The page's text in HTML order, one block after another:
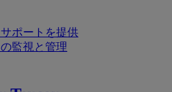
ポートを提供
監視と管理